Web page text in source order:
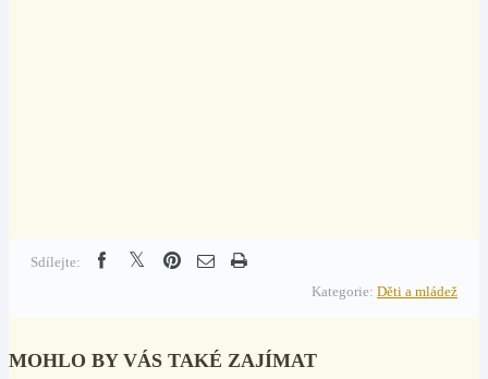
Sdílejte:
Kategorie: Děti a mládež
MOHLO BY VÁS TAKÉ ZAJÍMAT